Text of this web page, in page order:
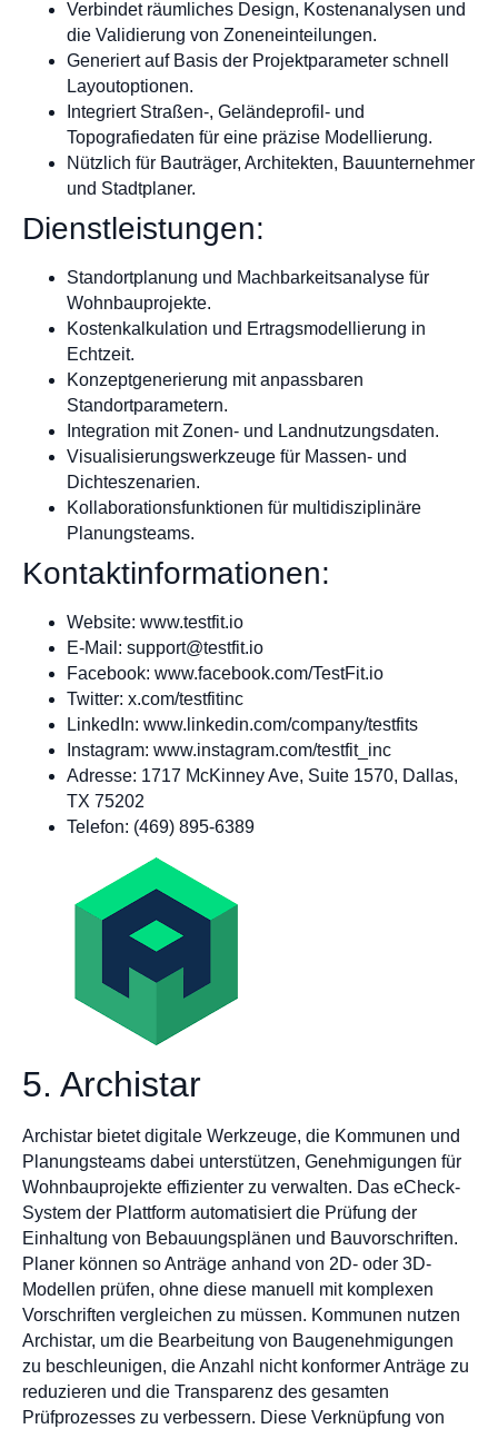
Verbindet räumliches Design, Kostenanalysen und
die Validierung von Zoneneinteilungen.
Generiert auf Basis der Projektparameter schnell
Layoutoptionen.
Integriert Straßen-, Geländeprofil- und
Topografiedaten für eine präzise Modellierung.
Nützlich für Bauträger, Architekten, Bauunternehmer
und Stadtplaner.
Dienstleistungen:
Standortplanung und Machbarkeitsanalyse für
Wohnbauprojekte.
Kostenkalkulation und Ertragsmodellierung in
Echtzeit.
Konzeptgenerierung mit anpassbaren
Standortparametern.
Integration mit Zonen- und Landnutzungsdaten.
Visualisierungswerkzeuge für Massen- und
Dichteszenarien.
Kollaborationsfunktionen für multidisziplinäre
Planungsteams.
Kontaktinformationen:
Website: www.testfit.io
E-Mail: support@testfit.io
Facebook: www.facebook.com/TestFit.io
Twitter: x.com/testfitinc
LinkedIn: www.linkedin.com/company/testfits
Instagram: www.instagram.com/testfit_inc
Adresse: 1717 McKinney Ave, Suite 1570, Dallas,
TX 75202
Telefon: (469) 895-6389
5. Archistar
Archistar bietet digitale Werkzeuge, die Kommunen und
Planungsteams dabei unterstützen, Genehmigungen für
Wohnbauprojekte effizienter zu verwalten. Das eCheck-
System der Plattform automatisiert die Prüfung der
Einhaltung von Bebauungsplänen und Bauvorschriften.
Planer können so Anträge anhand von 2D- oder 3D-
Modellen prüfen, ohne diese manuell mit komplexen
Vorschriften vergleichen zu müssen. Kommunen nutzen
Archistar, um die Bearbeitung von Baugenehmigungen
zu beschleunigen, die Anzahl nicht konformer Anträge zu
reduzieren und die Transparenz des gesamten
Prüfprozesses zu verbessern. Diese Verknüpfung von